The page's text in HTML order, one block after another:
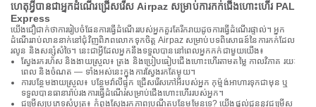
ហេតុអ្វីបានជាអ្នកដំណើរជ្រើសរើស Airpaz សម្រាប់ការកក់ជើងហោះហើរ PAL
Express
យើងជឿជាក់ថាការរៀបចំផែនការធ្វើដំណើររបស់អ្នកគួរតែរីករាយដូចការធ្វើដំណើរផ្ទាល់។ អ្នក
ដំណើររាប់លាននាក់នៅជុំវិញពិភពលោកទុកចិត្ត Airpaz សម្រាប់បទពិសោធន៍នៃការកក់ដែល
រលូន និងសន្សំសំចៃ។ នេះជាអ្វីដែលអ្នកនឹងទទួលបាននៅពេលអ្នកកក់ជាមួយយើង៖
ស្វែងរករហ័ស និងងាយស្រួល៖ ត្រង និងប្រៀបធៀបជើងហោះហើរតាមតម្លៃ កាលវិភាគ រយៈ
ពេល និងចំណត — ទាំងអស់នេះក្នុងការស្វែងរកតែមួយ។
ការបន្ថែមងាយស្រួល៖ បន្ថែមវ៉ាលីផ្ទុក ជ្រើសរើសកៅអីរបស់អ្នក កុម្ម៉ង់អាហារទុកជាមុន ឬ
ទទួលបានធានារ៉ាប់រងការធ្វើដំណើរសម្រាប់ជើងហោះហើររបស់អ្នក។
ជម្រើសប្រភេទសំបុត្រ៖ កំពុងស្វែងរកភាពប្រណីតបន្ថែមមែនទេ? យើងផ្តល់ជូននូវជម្រើស